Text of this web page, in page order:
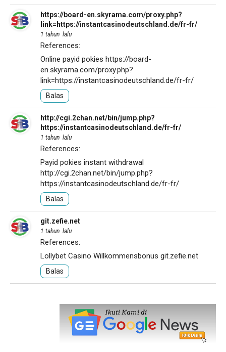
https://board-en.skyrama.com/proxy.php?
link=https://instantcasinodeutschland.de/fr-fr/
1 tahun lalu
References:
Online payid pokies https://board-
en.skyrama.com/proxy.php?
link=https://instantcasinodeutschland.de/fr-fr/
Balas
http://cgi.2chan.net/bin/jump.php?
https://instantcasinodeutschland.de/fr-fr/
1 tahun lalu
References:
Payid pokies instant withdrawal
http://cgi.2chan.net/bin/jump.php?
https://instantcasinodeutschland.de/fr-fr/
Balas
git.zefie.net
1 tahun lalu
References:
Lollybet Casino Willkommensbonus git.zefie.net
Balas